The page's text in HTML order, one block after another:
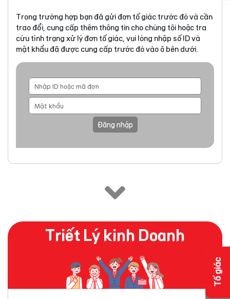
Trong trường hợp bạn đã gửi đơn tố giác trước đó và cần
trao đổi, cung cấp thêm thông tin cho chúng tôi hoặc tra
cứu tình trạng xử lý đơn tố giác, vui lòng nhập số ID và
mật khẩu đã được cung cấp trước đó vào ô bên dưới.
Đăng nhập
Triết Lý kinh Doanh
Tố giác